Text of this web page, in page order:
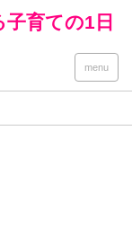
育ての1日
menu